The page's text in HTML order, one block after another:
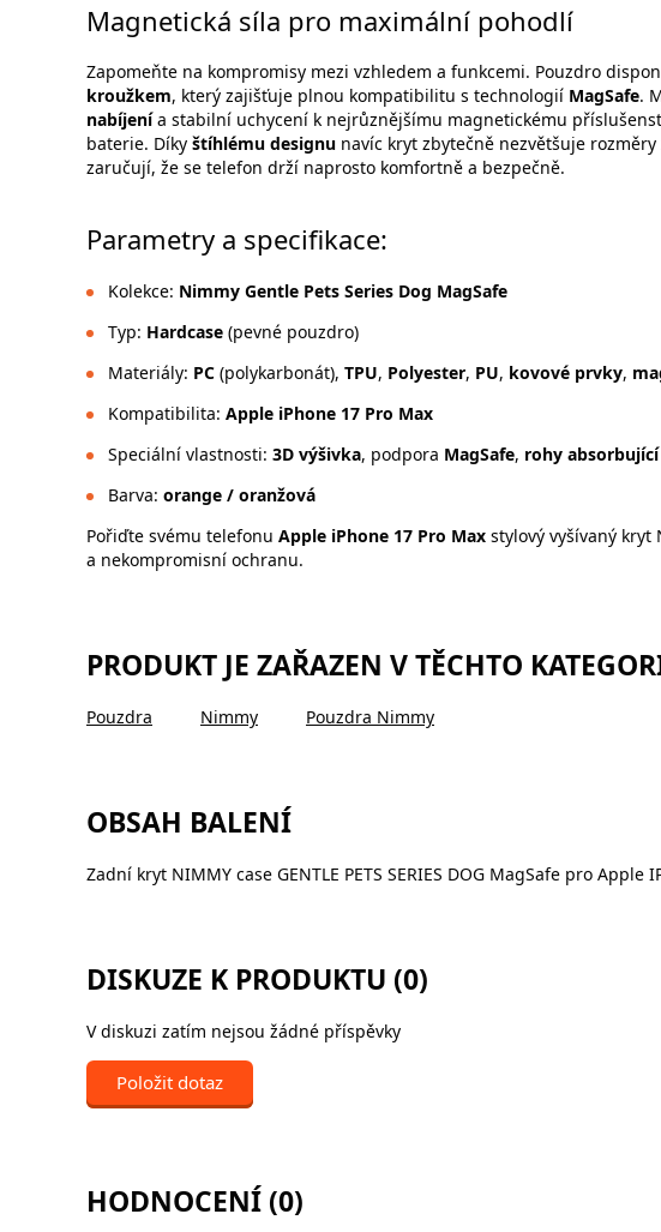
Magnetická síla pro maximální pohodlí
Zapomeňte na kompromisy mezi vzhledem a funkcemi. Pouzdro
kroužkem, který zajišťuje plnou kompatibilitu s technologií MagSafe.
nabíjenía stabilní uchycení k nejrůznějšímu magnetickému
baterie. Díky štíhlému designu navíc kryt zbytečně nezvětšuje
zaručují, že se telefon drží naprosto komfortně a bezpečně.
Parametry a specifikace:
Kolekce: Nimmy Gentle Pets Series Dog MagSafe
Typ: Hardcase(pevné pouzdro)
Materiály: PC(polykarbonát), TPU, Polyester, PU, kovové prvky,
Kompatibilita: Apple iPhone 17 Pro Max
Speciální vlastnosti: 3D výšivka, podpora MagSafe, rohy
Barva: orange / oranžová
Pořiďte svému telefonu Apple iPhone 17 Pro Max stylový vyšívaný kryt
a nekompromisní ochranu.
PRODUKT JE ZAŘAZEN V TĚCHTO
Pouzdra Nimmy Pouzdra Nimmy
OBSAH BALENÍ
Zadní kryt NIMMY case GENTLE PETS SERIES DOG MagSafe pro Apple
DISKUZE K PRODUKTU (0)
V diskuzi zatím nejsou žádné příspěvky
Položit dotaz
HODNOCENÍ (0)